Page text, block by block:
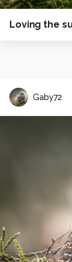
Loving the
Gaby72